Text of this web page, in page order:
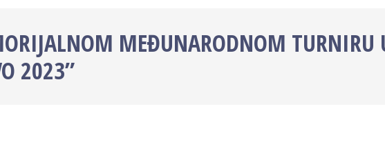
MEĐUNARODNOM TURNIRU
2023”